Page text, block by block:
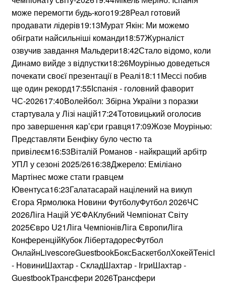
може перемогти будь-кого19:28Реал готовий
продавати лідерів19:13Мурат Якін: Ми можемо
обіграти найсильніші команди18:57Журналіст
озвучив завдання Мальдери18:42Стало відомо, коли
Динамо вийде з відпустки18:26Моурінью доведеться
почекати своєї презентації в Реалі18:11Мессі побив
ще один рекорд17:55Іспанія - головний фаворит
ЧС-202617:40Волейбол: Збірна України з поразки
стартувала у Лізі націй17:24Тотовицький оголосив
про завершення кар’єри гравця17:09Жозе Моурінью:
Представляти Бенфіку було честю та
привілеєм16:53Віталій Романов - найкращий арбітр
УПЛ у сезоні 2025/2616:38Джерело: Еміліано
Мартінес може стати гравцем
Ювентуса16:23Галатасарай націлений на викуп
Єгора Ярмолюка Новини ФутболуФутбол 2026ЧС
2026Ліга Націй УЄФАКлубний Чемпіонат Світу
2025Євро U21Ліга ЧемпіонівЛіга ЄвропиЛіга
КонференційКубок ЛібертадоресФутбол
- НовиниШахтар - СкладШахтар - ІгриШахтар -
GuestbookТрансфери 2026Трансфери